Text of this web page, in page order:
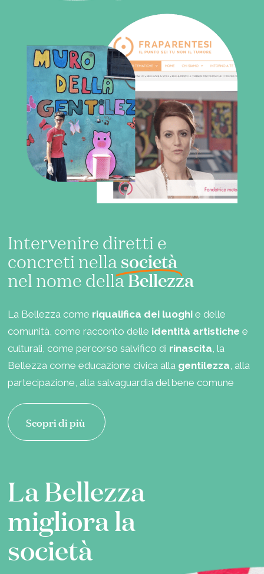
Intervenire diretti e
concreti nellasocietà
nel nome dellaBellezza
La Bellezza come riqualifica dei luoghi e delle
comunità, come racconto delle identità artistiche e
culturali, come percorso salvifico di rinascita , la
Bellezza come educazione civica alla gentilezza , alla
partecipazione, alla salvaguardia del bene comune
Scopri di più
La Bellezza
migliora la
società